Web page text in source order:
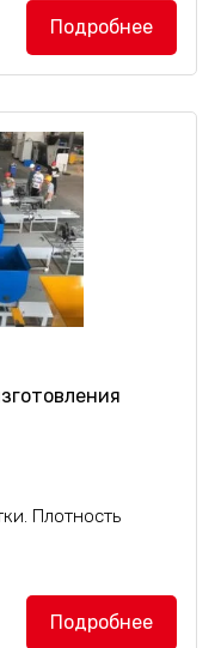
Подробнее
Плотность
Подробнее